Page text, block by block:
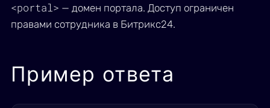
<portal> — домен портала. Доступ ограничен
правами сотрудника в Битрикс24.
Пример ответа